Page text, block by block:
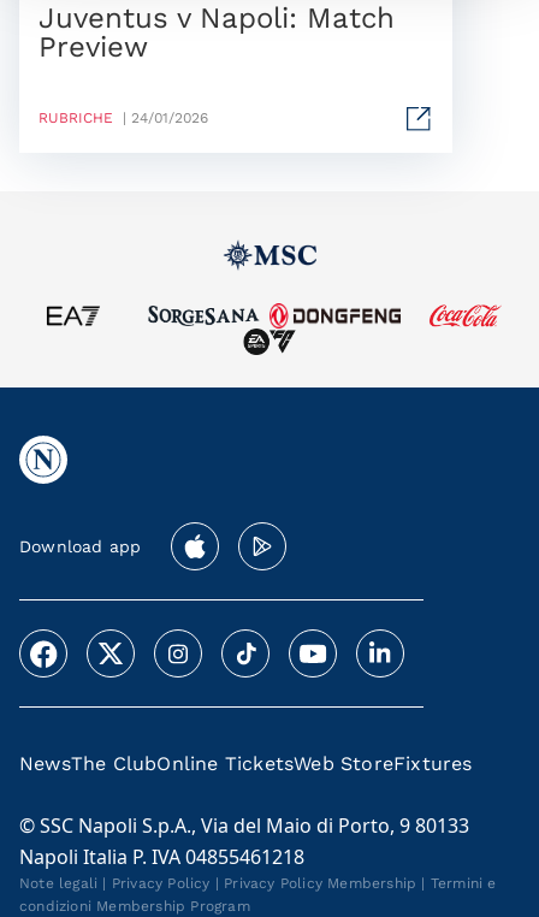
Juventus v Napoli: Match
Preview
RUBRICHE | 24/01/2026
Download app
NewsThe ClubOnline TicketsWeb StoreFixtures
© SSC Napoli S.p.A., Via del Maio di Porto, 9 80133
Napoli Italia P. IVA 04855461218
Note legali Privacy Policy Privacy Policy Membership
Termini e
condizioni Membership Program